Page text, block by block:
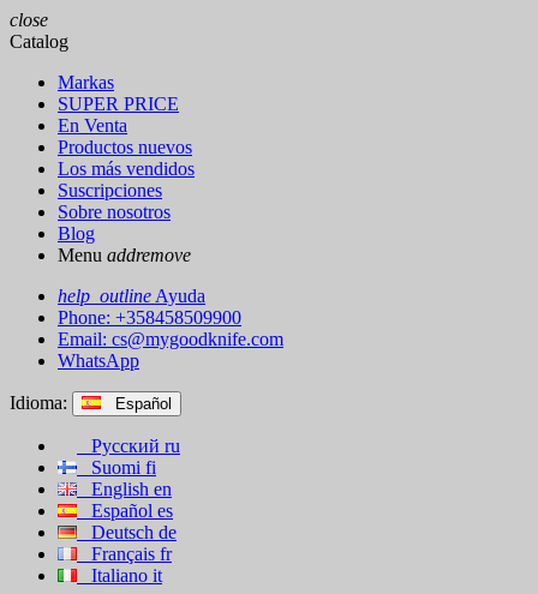
close
Catalog
Markas
SUPER PRICE
En Venta
Productos nuevos
Los más vendidos
Suscripciones
Sobre nosotros
Blog
Menu addremove
help_outline Ayuda
Phone: +358458509900
Email: cs@mygoodknife.com
WhatsApp
Idioma: Español
Русский ru
Suomi fi
English en
Español es
Deutsch de
Français fr
Italiano it